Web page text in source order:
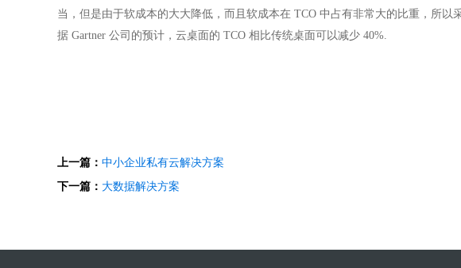
当，但是由于软成本的大大降低，而且软成本在 TCO 中占有非常大的比重，所以
据 Gartner 公司的预计，云桌面的 TCO 相比传统桌面可以减少 40%.
上一篇： 中小企业私有云解决方案
下一篇： 大数据解决方案